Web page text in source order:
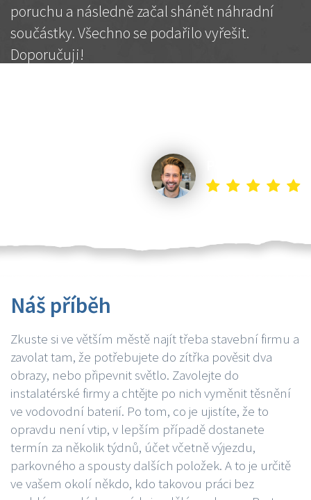
poruchu a následně začal shánět náhradní
součástky. Všechno se podařilo vyřešit.
Doporučuji!
Náš příběh
Zkuste si ve větším městě najít třeba stavební firmu a
zavolat tam, že potřebujete do zítřka pověsit dva
obrazy, nebo připevnit světlo. Zavolejte do
instalatérské firmy a chtějte po nich vyměnit těsnění
ve vodovodní baterií. Po tom, co je ujistíte, že to
opravdu není vtip, v lepším případě dostanete
termín za několik týdnů, účet včetně výjezdu,
parkovného a spousty dalších položek. A to je určitě
ve vašem okolí někdo, kdo takovou práci bez